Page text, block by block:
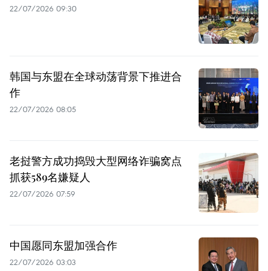
22/07/2026 09:30
韩国与东盟在全球动荡背景下推进合
作
22/07/2026 08:05
老挝警方成功捣毁大型网络诈骗窝点
抓获589名嫌疑人
22/07/2026 07:59
中国愿同东盟加强合作
22/07/2026 03:03